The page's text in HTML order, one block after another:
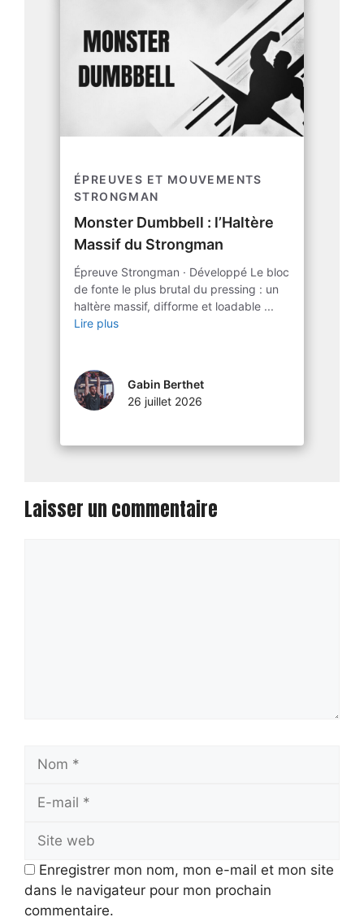
ÉPREUVES ET MOUVEMENTS
STRONGMAN
Monster Dumbbell : l’Haltère
Massif du Strongman
Épreuve Strongman · Développé Le bloc
de fonte le plus brutal du pressing : un
haltère massif, difforme et loadable ...
Lire plus
Gabin Berthet
26 juillet 2026
Laisser un commentaire
Nom
Site
web
Enregistrer mon nom, mon e-mail et mon site
dans le navigateur pour mon prochain
commentaire.